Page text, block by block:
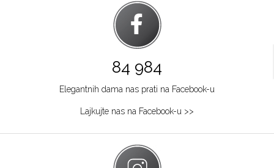
84 984
Elegantnih dama nas prati na Facebook-u
Lajkujte nas na Facebook-u >>